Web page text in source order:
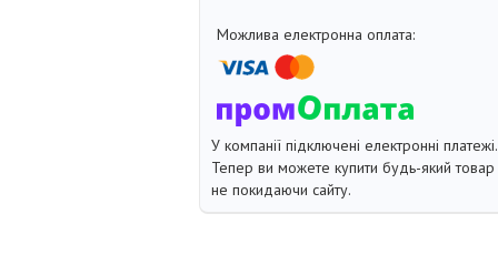
У компанії підключені електронні платежі.
Тепер ви можете купити будь-який товар
не покидаючи сайту.